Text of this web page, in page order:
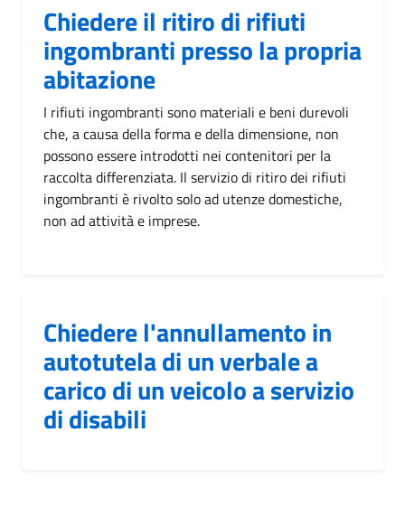
Chiedere il ritiro di rifiuti
ingombranti presso la propria
abitazione
I rifiuti ingombranti sono materiali e beni durevoli
che, a causa della forma e della dimensione, non
possono essere introdotti nei contenitori per la
raccolta differenziata. Il servizio di ritiro dei rifiuti
ingombranti è rivolto solo ad utenze domestiche,
non ad attività e imprese.
Chiedere l'annullamento in
autotutela di un verbale a
carico di un veicolo a servizio
di disabili